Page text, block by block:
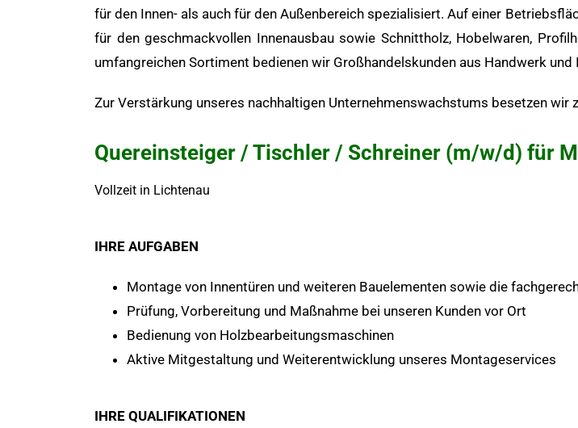
für den Innen- als auch für den Außenbereich spezialisiert. Auf einer
für den geschmackvollen Innenausbau sowie Schnittholz, Hobelwaren,
umfangreichen Sortiment bedienen wir Großhandelskunden aus Handwerk
Zur Verstärkung unseres nachhaltigen Unternehmenswachstums besetzen
Quereinsteiger / Tischler / Schreiner (m/w/d) für
Vollzeit in Lichtenau
IHRE AUFGABEN
Montage von Innentüren und weiteren Bauelementen sowie die
Prüfung, Vorbereitung und Maßnahme bei unseren Kunden vor Ort
Bedienung von Holzbearbeitungsmaschinen
Aktive Mitgestaltung und Weiterentwicklung unseres Montageservices
IHRE QUALIFIKATIONEN